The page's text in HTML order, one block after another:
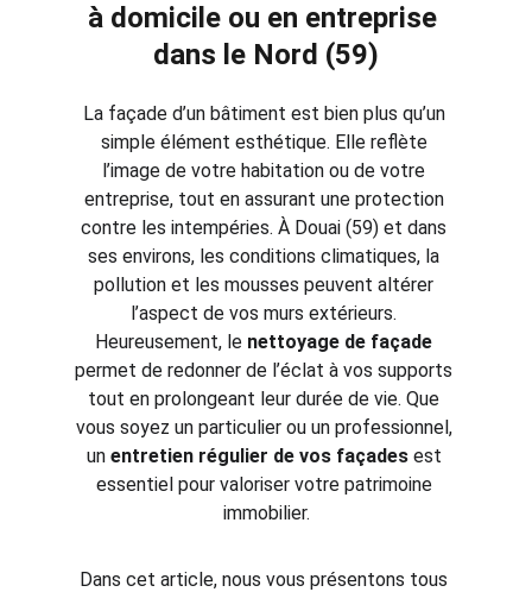
à domicile ou en entreprise
dans le Nord (59)
La façade d’un bâtiment est bien plus qu’un
simple élément esthétique. Elle reflète
l’image de votre habitation ou de votre
entreprise, tout en assurant une protection
contre les intempéries. À Douai (59) et dans
ses environs, les conditions climatiques, la
pollution et les mousses peuvent altérer
l’aspect de vos murs extérieurs.
Heureusement, le nettoyage de façade
permet de redonner de l’éclat à vos supports
tout en prolongeant leur durée de vie. Que
vous soyez un particulier ou un professionnel,
un entretien régulier de vos façades est
essentiel pour valoriser votre patrimoine
immobilier.
Dans cet article, nous vous présentons tous